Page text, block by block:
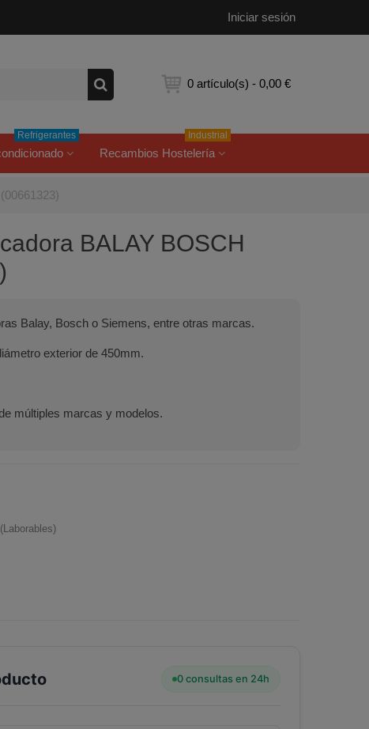
Iniciar sesión
0 artículo(s) - 0,00 €
Refrigerantes
Recambios Hostelería
Industrial
BALAY BOSCH
Balay, Bosch o Siemens, entre otras marcas.
exterior de 450mm.
múltiples marcas y modelos.
0 consultas en 24h